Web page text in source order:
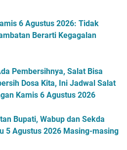
6 Agustus 2026: Tidak
Berarti Kegagalan
Pembersihnya, Salat Bisa
Dosa Kita, Ini Jadwal Salat
Kamis 6 Agustus 2026
Bupati, Wabup dan Sekda
5 Agustus 2026 Masing-masing